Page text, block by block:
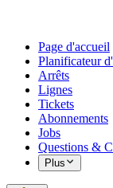
Page d'accueil
Planificateur
Arrêts
Lignes
Tickets
Abonnements
Jobs
Questions &
Plus